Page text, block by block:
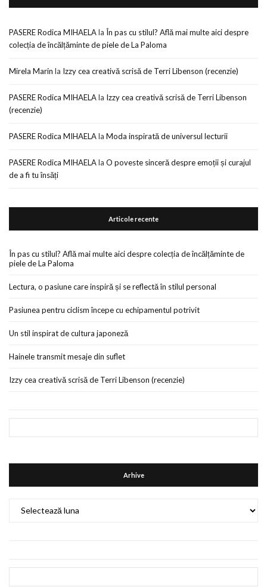
PASERE Rodica MIHAELAla În pas cu stilul? Află mai multe aici despre
colecția de încălțăminte de piele de La Paloma
Mirela Marin la Izzy cea creativă scrisă de Terri Libenson (recenzie)
PASERE Rodica MIHAELAla Izzy cea creativă scrisă de Terri Libenson
(recenzie)
PASERE Rodica MIHAELAla Moda inspirată de universul lecturii
PASERE Rodica MIHAELAla O poveste sinceră despre emoții și curajul
de a fi tu însăți
Articole recente
În pas cu stilul? Află mai multe aici despre colecția de încălțăminte de
piele de La Paloma
Lectura, o pasiune care inspiră și se reflectă în stilul personal
Pasiunea pentru ciclism începe cu echipamentul potrivit
Un stil inspirat de cultura japoneză
Hainele transmit mesaje din suflet
Izzy cea creativă scrisă de Terri Libenson (recenzie)
Arhive